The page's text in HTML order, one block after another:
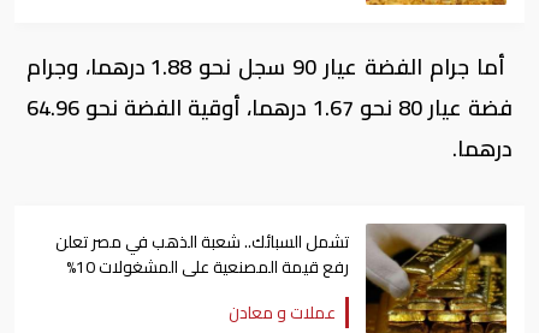
أما جرام الفضة عيار 90 سجل نحو 1.88 درهما، وجرام
فضة عيار 80 نحو 1.67 درهما، أوقية الفضة نحو 64.96
درهما.
تشمل السبائك.. شعبة الذهب في مصر تعلن
رفع قيمة المصنعية على المشغولات 10%
عملات و معادن